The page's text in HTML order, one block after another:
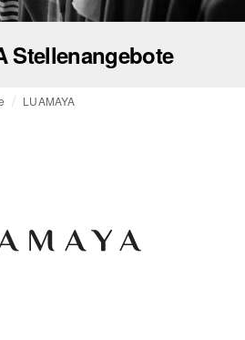
Stellenangebote
LUAMAYA